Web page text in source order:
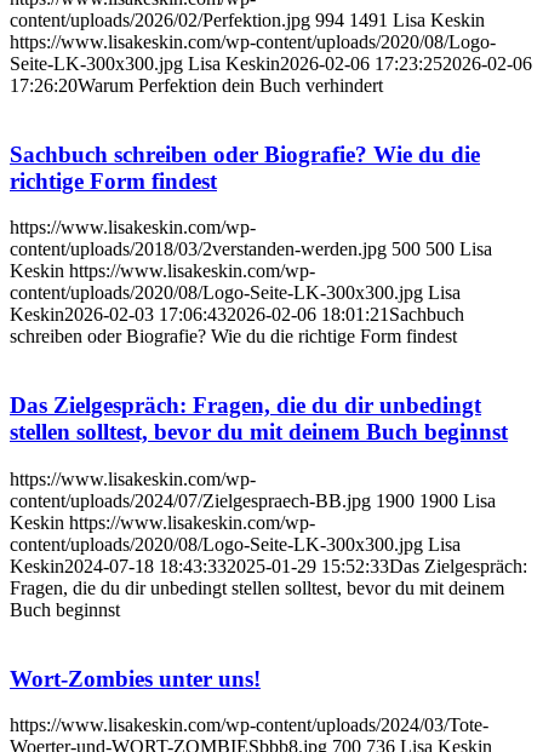
content/uploads/2026/02/Perfektion.jpg 994 1491 Lisa Keskin
https://www.lisakeskin.com/wp-content/uploads/2020/08/Logo-
Seite-LK-300x300.jpg Lisa Keskin2026-02-06 17:23:252026-02-06
17:26:20Warum Perfektion dein Buch verhindert
Sachbuch schreiben oder Biografie? Wie du die
richtige Form findest
https://www.lisakeskin.com/wp-
content/uploads/2018/03/2verstanden-werden.jpg 500 500 Lisa
Keskin https://www.lisakeskin.com/wp-
content/uploads/2020/08/Logo-Seite-LK-300x300.jpg Lisa
Keskin2026-02-03 17:06:432026-02-06 18:01:21Sachbuch
schreiben oder Biografie? Wie du die richtige Form findest
Das Zielgespräch: Fragen, die du dir unbedingt
stellen solltest, bevor du mit deinem Buch beginnst
https://www.lisakeskin.com/wp-
content/uploads/2024/07/Zielgespraech-BB.jpg 1900 1900 Lisa
Keskin https://www.lisakeskin.com/wp-
content/uploads/2020/08/Logo-Seite-LK-300x300.jpg Lisa
Keskin2024-07-18 18:43:332025-01-29 15:52:33Das Zielgespräch:
Fragen, die du dir unbedingt stellen solltest, bevor du mit deinem
Buch beginnst
Wort-Zombies unter uns!
https://www.lisakeskin.com/wp-content/uploads/2024/03/Tote-
Woerter-und-WORT-ZOMBIESbbb8.jpg 700 736 Lisa Keskin